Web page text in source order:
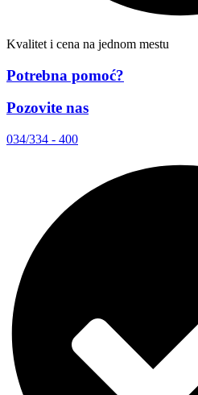
Kvalitet i cena na jednom mestu
Potrebna pomoć?
Pozovite nas
034/334 - 400